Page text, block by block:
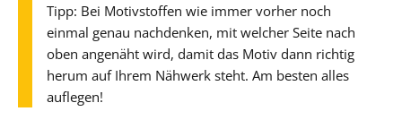
Tipp: Bei Motivstoffen wie immer vorher noch
einmal genau nachdenken, mit welcher Seite nach
oben angenäht wird, damit das Motiv dann richtig
herum auf Ihrem Nähwerk steht. Am besten alles
auflegen!